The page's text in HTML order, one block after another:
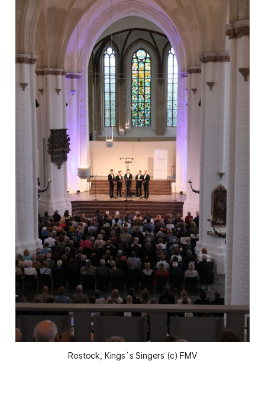
Rostock, Kings`s Singers (c) FMV